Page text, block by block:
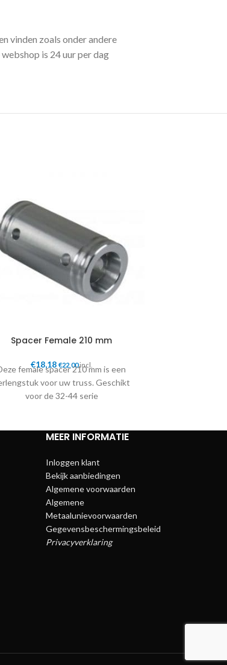
vinden zoals onder andere
is 24 uur per dag
Spacer Female 210 mm
€18,18 €22,00incl.
female spacer 210 mm is een
voor uw truss. Geschikt
voor de 32-44 serie
MEER INFORMATIE
Inloggen klant
Bekijk aanbiedingen
Algemene voorwaarden
Algemene
Metaalunievoorwaarden
Gegevensbeschermingsbeleid
Privacyverklaring